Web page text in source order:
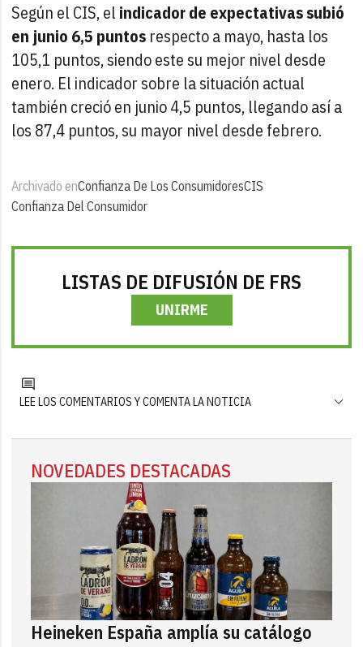
Según el CIS, el indicador de expectativas subió
en junio 6,5 puntos respecto a mayo, hasta los
105,1 puntos, siendo este su mejor nivel desde
enero. El indicador sobre la situación actual
también creció en junio 4,5 puntos, llegando así a
los 87,4 puntos, su mayor nivel desde febrero.
Archivado enConfianza De Los ConsumidoresCIS
Confianza Del Consumidor
LISTAS DE DIFUSIÓN DE FRS
UNIRME
LEE LOS COMENTARIOS Y COMENTA LA NOTICIA
NOVEDADES DESTACADAS
Heineken España amplía su catálogo